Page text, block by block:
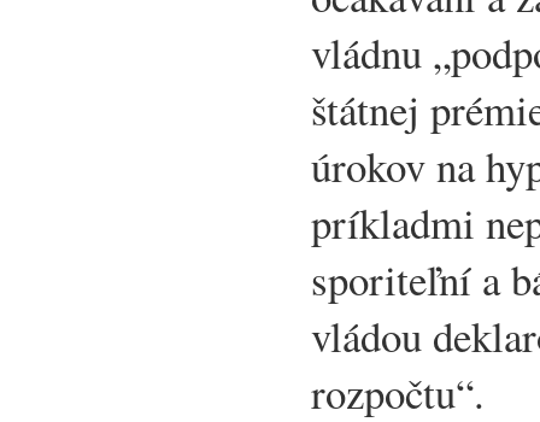
vládnu
štátnej
úrokov na
príkladmi
sporiteľní a
vládou
rozpočtu“.